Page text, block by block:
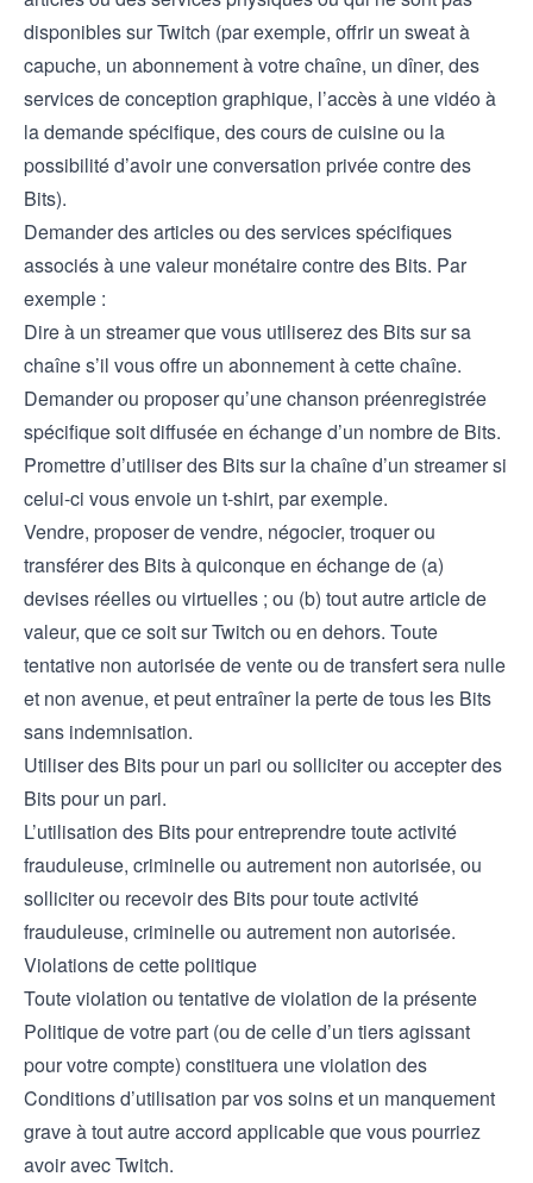
disponibles sur Twitch (par exemple, offrir un sweat à
capuche, un abonnement à votre chaîne, un dîner, des
services de conception graphique, l’accès à une vidéo à
la demande spécifique, des cours de cuisine ou la
possibilité d’avoir une conversation privée contre des
Bits).
Demander des articles ou des services spécifiques
associés à une valeur monétaire contre des Bits. Par
exemple :
Dire à un streamer que vous utiliserez des Bits sur sa
chaîne s’il vous offre un abonnement à cette chaîne.
Demander ou proposer qu’une chanson préenregistrée
spécifique soit diffusée en échange d’un nombre de Bits.
Promettre d’utiliser des Bits sur la chaîne d’un streamer si
celui-ci vous envoie un t-shirt, par exemple.
Vendre, proposer de vendre, négocier, troquer ou
transférer des Bits à quiconque en échange de (a)
devises réelles ou virtuelles ; ou (b) tout autre article de
valeur, que ce soit sur Twitch ou en dehors. Toute
tentative non autorisée de vente ou de transfert sera nulle
et non avenue, et peut entraîner la perte de tous les Bits
sans indemnisation.
Utiliser des Bits pour un pari ou solliciter ou accepter des
Bits pour un pari.
L’utilisation des Bits pour entreprendre toute activité
frauduleuse, criminelle ou autrement non autorisée, ou
solliciter ou recevoir des Bits pour toute activité
frauduleuse, criminelle ou autrement non autorisée.
Violations de cette politique
Toute violation ou tentative de violation de la présente
Politique de votre part (ou de celle d’un tiers agissant
pour votre compte) constituera une violation des
Conditions d’utilisation par vos soins et un manquement
grave à tout autre accord applicable que vous pourriez
avoir avec Twitch.